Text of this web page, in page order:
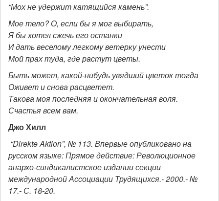
“Мох не удержит катящийся камень”.
Мое тело? О, если бы я мог выбирать,
Я бы хотел сжечь его останки
И дать веселому легкому ветерку унести
Мой прах туда, где растут цветы.
Быть может, какой-нибудь увядший цветок тогда
Оживет и снова расцветет.
Такова моя последняя и окончательная воля.
Счастья всем вам.
Джо Хилл
“DirekteAktion”, № 113. Впервые опубликовано на
русском языке: Прямое действие: Революционное
анархо-синдикалистское издании секции
международной Ассоциации Трудящихся.-2000.- №
17.- С. 18-20.